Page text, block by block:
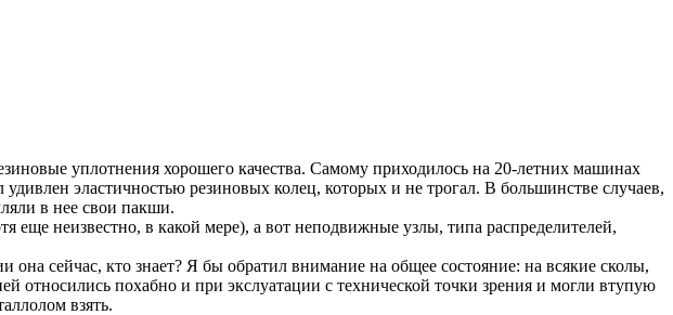
уплотнения хорошего качества. Самому приходилось на 20-летних машинах
эластичностью резиновых колец, которых и не трогал. В большинстве случаев,
в нее свои пакши.
еще неизвестно, в какой мере), а вот неподвижные узлы, типа распределителей,
сейчас, кто знает? Я бы обратил внимание на общее состояние: на всякие сколы,
относились похабно и при экслуатации с технической точки зрения и могли втупую
взять.